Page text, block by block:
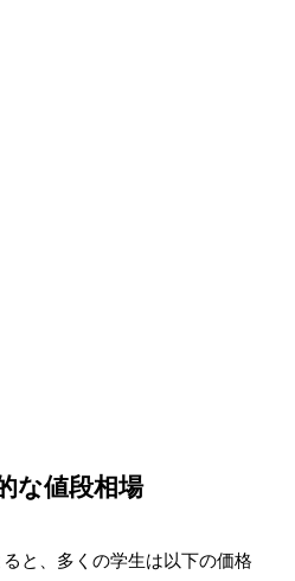
な値段相場
と、多くの学生は以下の価格